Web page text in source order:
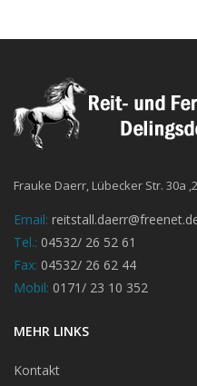
Frauke Daerr, Lübecker Str. 30a
Email:
Tel.: 04532/ 26 52 61
Fax: 04532/ 26 62 44
Mobil: 0171/ 23 10 352
MEHR LINKS
Kontakt